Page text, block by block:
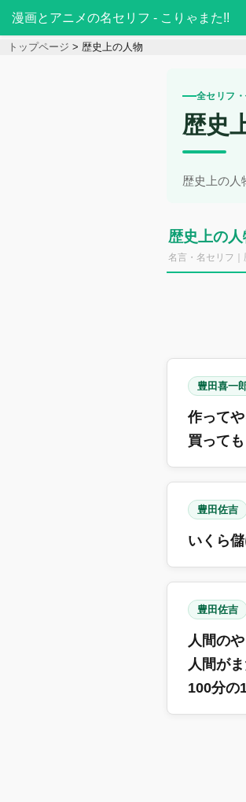
漫画とアニメの名セリフ - こりゃまた!!
トップページ 歴史上の人物
全セリフ
歴史
歴史上の人
歴史上の
名言・名セリフ
豊田喜一
作って
買って
豊田佐吉
いくら
豊田佐吉
人間の
人間が
100分の